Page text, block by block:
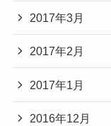
2017年3月
2017年2月
2017年1月
2016年12月